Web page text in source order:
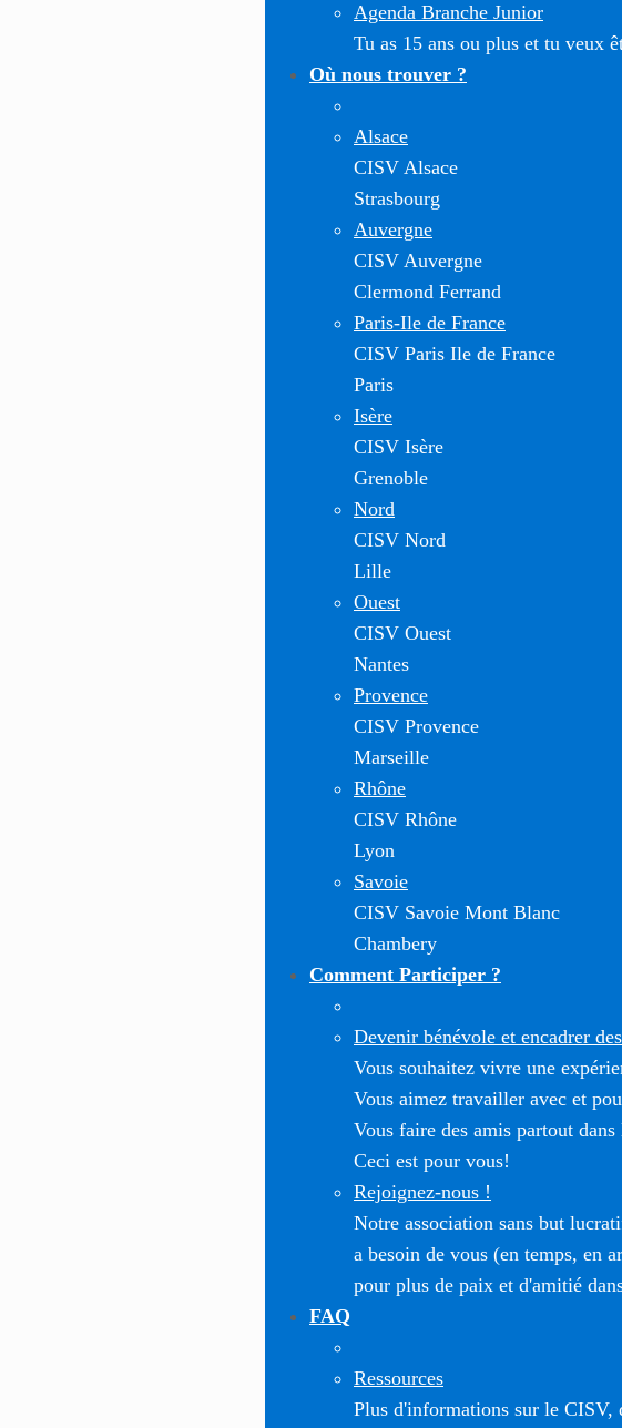
Agenda Branche Junior
Tu as 15 ans ou plus et tu veux
Où nous trouver ?
Alsace
CISV Alsace
Strasbourg
Auvergne
CISV Auvergne
Clermond Ferrand
Paris-Ile de France
CISV Paris Ile de France
Paris
Isère
CISV Isère
Grenoble
Nord
CISV Nord
Lille
Ouest
CISV Ouest
Nantes
Provence
CISV Provence
Marseille
Rhône
CISV Rhône
Lyon
Savoie
CISV Savoie Mont Blanc
Chambery
Comment Participer ?
Devenir bénévole et encadrer
Vous souhaitez vivre une
Vous aimez travailler avec et
Vous faire des amis partout dans
Ceci est pour vous!
Rejoignez-nous !
Notre association sans but
a besoin de vous (en temps, en
pour plus de paix et d'amitié
FAQ
Ressources
Plus d'informations sur le CISV,